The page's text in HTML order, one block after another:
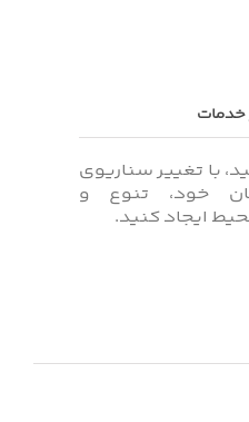
خدمات
با تغییر سناریوی
خود، تنوع و
ایجاد کنید.